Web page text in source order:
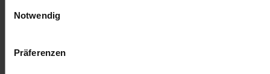
Notwendig
Präferenzen